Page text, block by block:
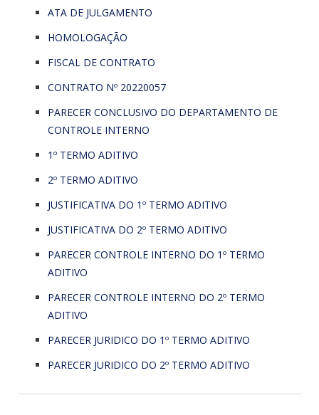
ATA DE JULGAMENTO
HOMOLOGAÇÃO
FISCAL DE CONTRATO
CONTRATO Nº 20220057
PARECER CONCLUSIVO DO DEPARTAMENTO DE
CONTROLE INTERNO
1º TERMO ADITIVO
2º TERMO ADITIVO
JUSTIFICATIVA DO 1º TERMO ADITIVO
JUSTIFICATIVA DO 2º TERMO ADITIVO
PARECER CONTROLE INTERNO DO 1º TERMO
ADITIVO
PARECER CONTROLE INTERNO DO 2º TERMO
ADITIVO
PARECER JURIDICO DO 1º TERMO ADITIVO
PARECER JURIDICO DO 2º TERMO ADITIVO